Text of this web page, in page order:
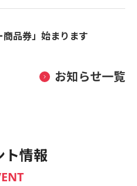
品券」始まります
お知らせ一覧
ト情報